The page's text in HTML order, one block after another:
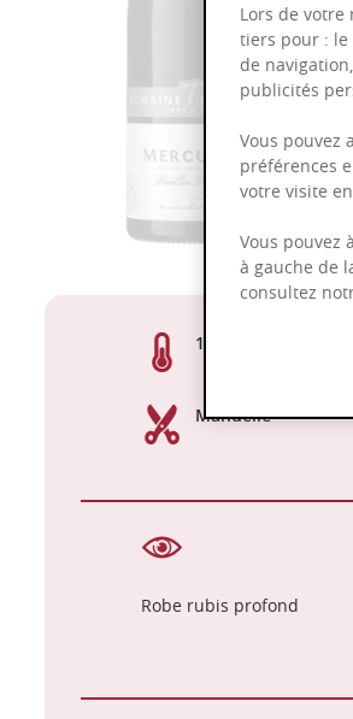
13,00%
Manuelle
Robe rubis profond
Lors de votre
tiers pour :
de
publicités
Vous pouvez
préférences
votre visite
Vous pouvez
à gauche de
consultez